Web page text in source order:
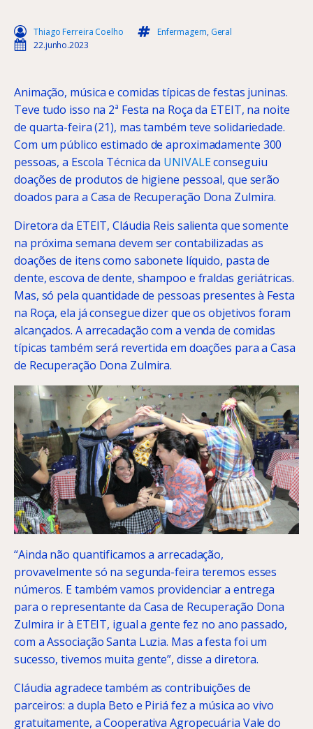
Thiago Ferreira Coelho Enfermagem, Geral
22.junho.2023
Animação, música e comidas típicas de festas juninas.
Teve tudo isso na 2ª Festa na Roça da ETEIT, na noite
de quarta-feira (21), mas também teve solidariedade.
Com um público estimado de aproximadamente 300
pessoas, a Escola Técnica da UNIVALEconseguiu
doações de produtos de higiene pessoal, que serão
doados para a Casa de Recuperação Dona Zulmira.
Diretora da ETEIT, Cláudia Reis salienta que somente
na próxima semana devem ser contabilizadas as
doações de itens como sabonete líquido, pasta de
dente, escova de dente, shampoo e fraldas geriátricas.
Mas, só pela quantidade de pessoas presentes à Festa
na Roça, ela já consegue dizer que os objetivos foram
alcançados. A arrecadação com a venda de comidas
típicas também será revertida em doações para a Casa
de Recuperação Dona Zulmira.
“Ainda não quantificamos a arrecadação,
provavelmente só na segunda-feira teremos esses
números. E também vamos providenciar a entrega
para o representante da Casa de Recuperação Dona
Zulmira ir à ETEIT, igual a gente fez no ano passado,
com a Associação Santa Luzia. Mas a festa foi um
sucesso, tivemos muita gente”, disse a diretora.
Cláudia agradece também as contribuições de
parceiros: a dupla Beto e Piriá fez a música ao vivo
gratuitamente, a Cooperativa Agropecuária Vale do